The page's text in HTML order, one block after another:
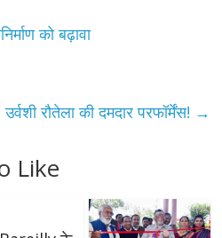
को बढ़ावा
उर्वशी रौतेला की दमदार परफॉर्मेंस! →
Like